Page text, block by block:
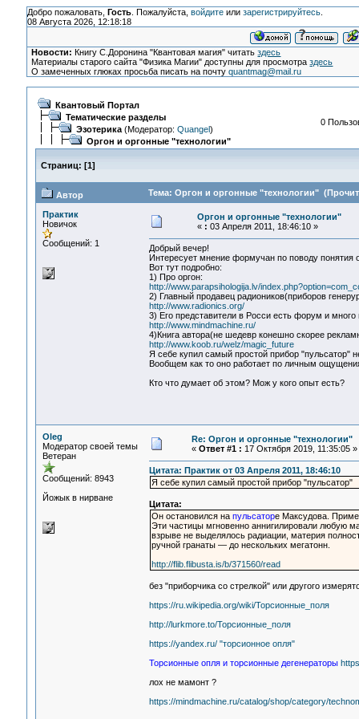
Добро пожаловать, Гость. Пожалуйста, войдитеили зарегистрируйтесь.
08 Августа 2026, 12:18:18
Новости: Книгу С.Доронина "Квантовая магия" читатьздесь
Материалы старого сайта "Физика Магии" доступны для просмотраздесь
О замеченных глюках просьба писать на почтуquantmag@mail.ru
Квантовый Портал
Тематические разделы
Эзотерика(Модератор: Quangel)
Оргон и оргонные "технологии"
0
Страниц: [1]
Автор Тема: Оргон и оргонные "технологии"
Практик
Новичок
Сообщений: 1
Оргон и оргонные "технологии"
« : 03 Апреля 2011, 18:46:10 »
Добрый вечер!
Интересует мнение формучан по поводу
Вот тут подробно:
1) Про оргон:
http://www.parapsihologija.lv/
2) Главный продавец радиоников(приборов
http://www.radionics.org/
3) Его представители в Росси есть форум и
http://www.mindmachine.ru/
4)Книга автора(не шедевр конешно скорее
http://www.koob.ru/welz/magic_future
Я себе купил самый простой прибор "пульсатор"
Вообщем как то оно работает по личным
Кто что думает об этом? Мож у кого опыт есть?
Oleg
Модератор своей темы
Ветеран
Сообщений: 8943
Йожык в нирване
Re: Оргон и оргонные "технологии"
« Ответ #1 : 17 Октября 2019, 11:35:05 »
Цитата: Практик от 03 Апреля 2011, 18:46:10
Я себе купил самый простой прибор "пульсатор"
Цитата:
Он остановился на пульсаторе Максудова.
Эти частицы мгновенно аннигилировали любую
взрыве не выделялось радиации, материя
ручной гранаты — до нескольких мегатонн.
http://flib.flibusta.is/b/371560/read
без "приборчика со стрелкой" или другого
https://ru.wikipedia.org/wiki/Торсионные_поля
http://lurkmore.to/Торсионные_поля
https://yandex.ru/ "торсионное опля"
Торсионные опля и торсионные дегенераторы
лох не мамонт ?
https://mindmachine.ru/catalog/shop/category/